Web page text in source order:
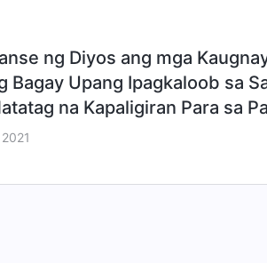
ng Diyos ang mga
Bagay Upang Ipagkaloob sa
na Kapaligiran Para sa